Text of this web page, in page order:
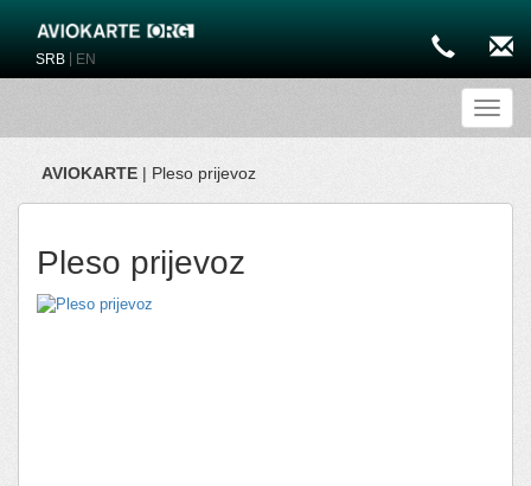
SRB EN
AVIOKARTE | Pleso prijevoz
Pleso prijevoz